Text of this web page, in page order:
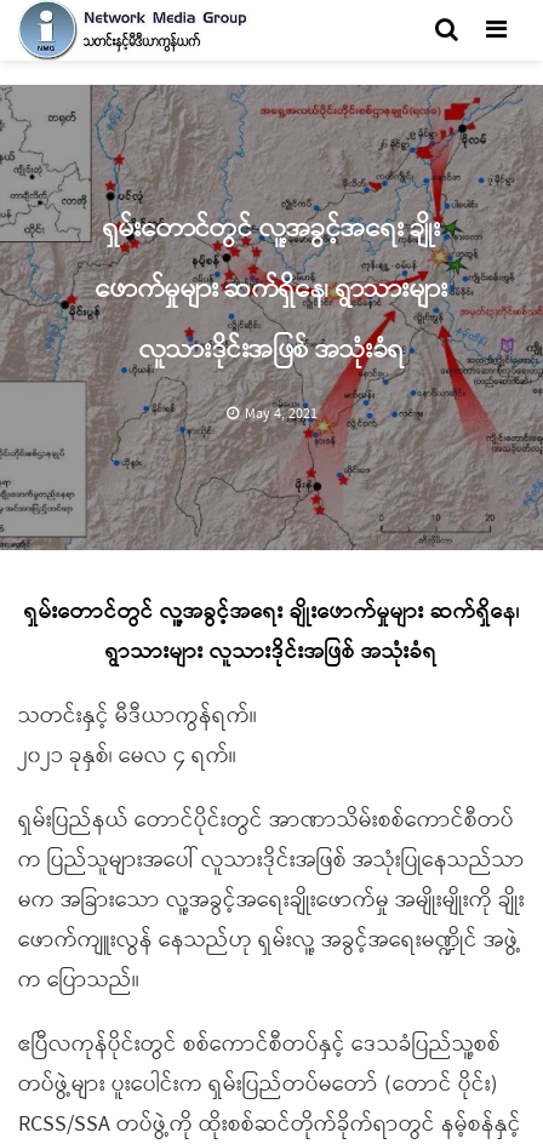
ရှမ်းတောင်တွင် လူ့အခွင့်အ‌ရေး ချိုး
ဖောက်မှုများ ဆက်ရှိနေ၊ ရွာသားများ
လူသားဒိုင်းအဖြစ် အသုံးခံရ
May 4, 2021
ရှမ်းတောင်တွင် လူ့အခွင့်အ‌ရေး ချိုးဖောက်မှုများ ဆက်ရှိနေ၊
ရွာသားများ လူသားဒိုင်းအဖြစ် အသုံးခံရ
သတင်းနှင့် မီဒီယာကွန်ရက်။
၂၀၂၁ ခုနှစ်၊ မေလ ၄ ရက်။
ရှမ်းပြည်နယ် တောင်ပိုင်းတွင် အာဏာသိမ်းစစ်ကောင်စီတပ်
က ပြည်သူများအပေါ် လူသားဒိုင်းအဖြစ် အသုံးပြုနေသည်သာ
မက အခြားသော လူ့အခွင့်အရေးချိုးဖောက်မှု အမျိုးမျိုးကို ချိုး
ဖောက်ကျူးလွန် နေသည်ဟု ရှမ်းလူ့ အခွင့်အရေးမဏ္ဍိုင် အဖွဲ့
က ပြောသည်။
ဧပြီလကုန်ပိုင်းတွင် စစ်ကောင်စီတပ်နှင့် ဒေသခံပြည်သူ့စစ်
တပ်ဖွဲ့များ ပူးပေါင်းက ရှမ်းပြည်တပ်မတော် (တောင် ပိုင်း)
RCSS/SSA တပ်ဖွဲ့ကို ထိုးစစ်ဆင်တိုက်ခိုက်ရာတွင် နမ့်စန်နှင့်